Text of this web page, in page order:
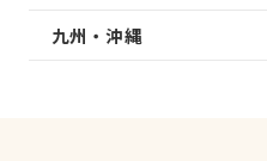
九州・沖縄